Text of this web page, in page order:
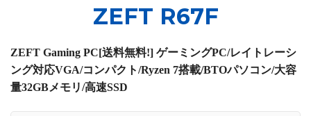
ZEFT R67F
ZEFT Gaming PC[送料無料!] ゲーミングPC/レイトレーシ
ング対応VGA/コンパクト/Ryzen 7搭載/BTOパソコン/大容
量32GBメモリ/高速SSD